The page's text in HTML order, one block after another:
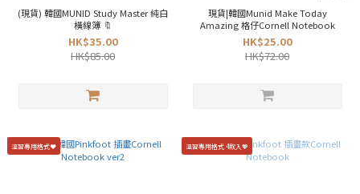
(現貨) 韓國MUNID Study Master 純白
橫線簿 🔖
HK$35.00
HK$85.00
現貨|韓國Munid Make Today
Amazing 格仔Cornell Notebook
HK$25.00
HK$72.00
溫習專用格式❤️ 溫習專用格式 4款入💖